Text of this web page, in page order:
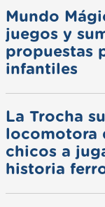
Mundo
juegos y
propuestas
infantiles
La Trocha
locomotora
chicos a
historia